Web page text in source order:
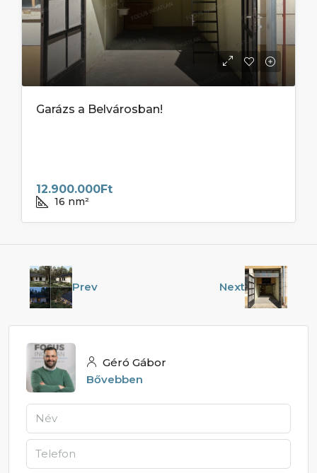
Garázs a Belvárosban!
12.900.000Ft
16 nm²
Prev Next
Géró Gábor
Bővebben